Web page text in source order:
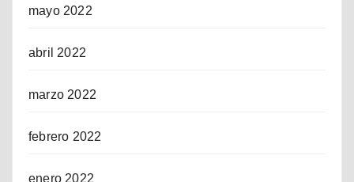
mayo 2022
abril 2022
marzo 2022
febrero 2022
enero 2022